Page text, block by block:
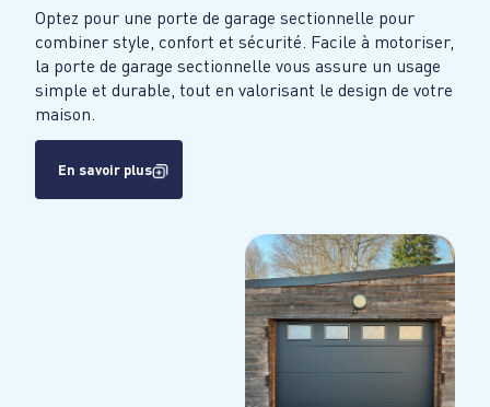
Optez pour une porte de garage sectionnelle pour
combiner style, confort et sécurité. Facile à motoriser,
la porte de garage sectionnelle vous assure un usage
simple et durable, tout en valorisant le design de votre
maison.
En savoir plus